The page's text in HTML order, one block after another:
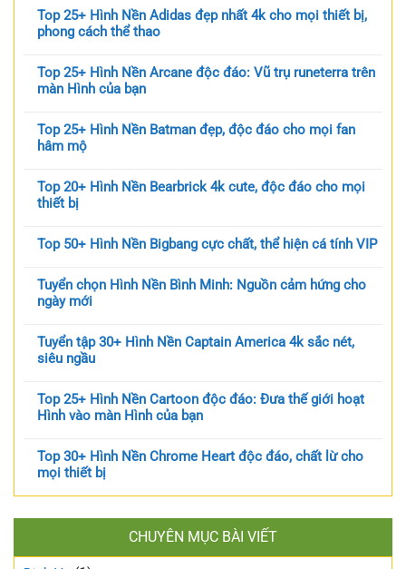
Top 25+ Hình Nền Adidas đẹp nhất 4k cho mọi thiết bị,
phong cách thể thao
Top 25+ Hình Nền Arcane độc đáo: Vũ trụ runeterra trên
màn Hình của bạn
Top 25+ Hình Nền Batman đẹp, độc đáo cho mọi fan
hâm mộ
Top 20+ Hình Nền Bearbrick 4k cute, độc đáo cho mọi
thiết bị
Top 50+ Hình Nền Bigbang cực chất, thể hiện cá tính VIP
Tuyển chọn Hình Nền Bình Minh: Nguồn cảm hứng cho
ngày mới
Tuyển tập 30+ Hình Nền Captain America 4k sắc nét,
siêu ngầu
Top 25+ Hình Nền Cartoon độc đáo: Đưa thế giới hoạt
Hình vào màn Hình của bạn
Top 30+ Hình Nền Chrome Heart độc đáo, chất lừ cho
mọi thiết bị
CHUYÊN MỤC BÀI VIẾT